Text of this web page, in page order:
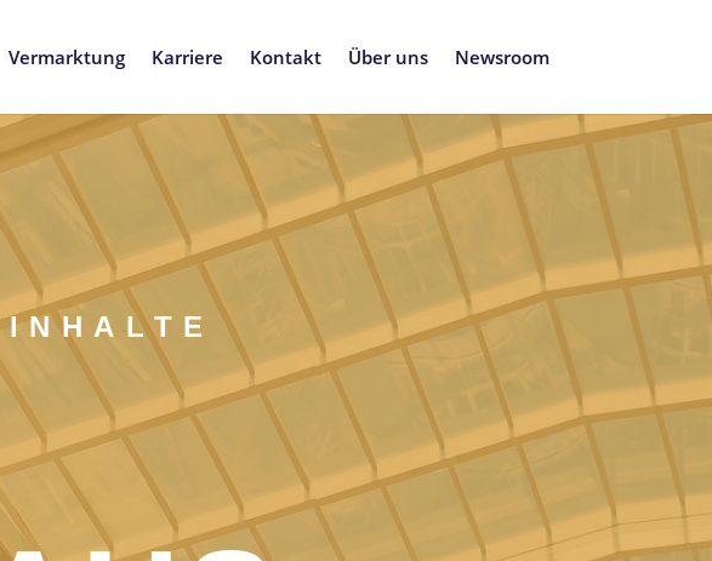
Vermarktung Karriere Kontakt Über uns Newsroom